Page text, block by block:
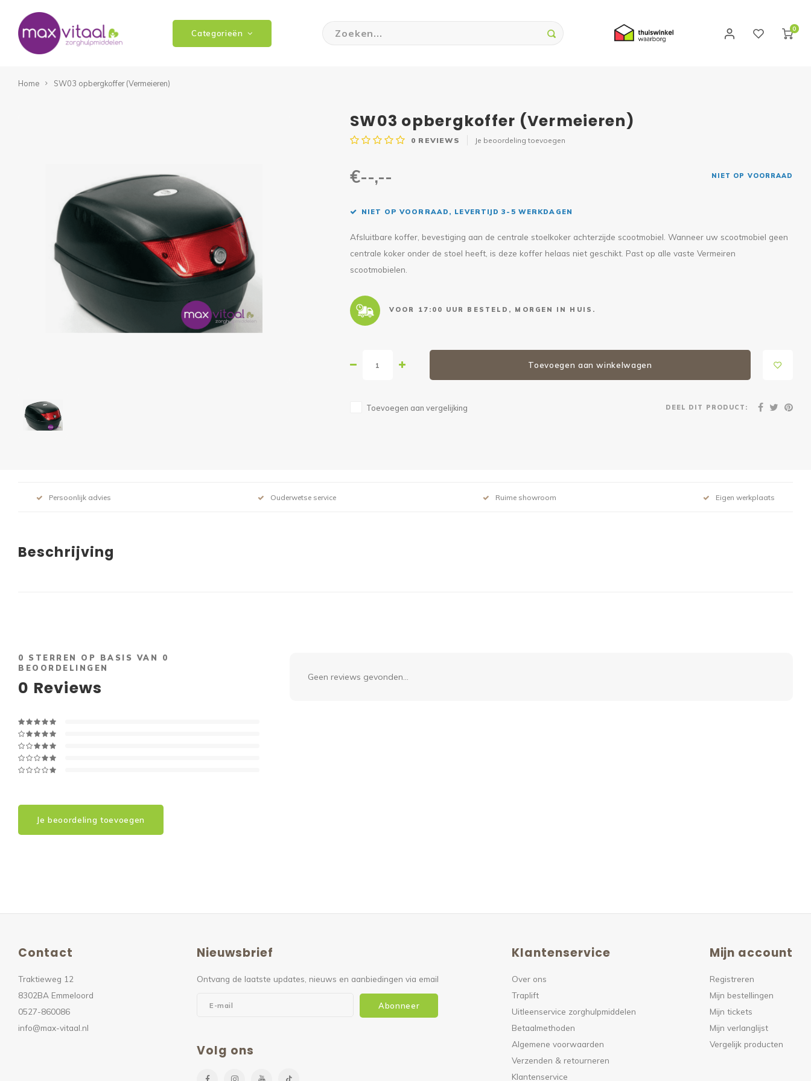
Categorieën 0
Home SW03 opbergkoffer (Vermeieren)
SW03 opbergkoffer (Vermeieren)
0 REVIEWS Je beoordeling toevoegen
€--,-- NIET OP VOORRAAD
NIET OP VOORRAAD, LEVERTIJD 3-5 WERKDAGEN
Afsluitbare koffer, bevestiging aan de centrale stoelkoker achterzijde scootmobiel. Wanneer uw scootmobiel geen
centrale koker onder de stoel heeft, is deze koffer helaas niet geschikt. Past op alle vaste Vermeiren
scootmobielen.
VOOR 17:00 UUR BESTELD, MORGEN IN HUIS.
Toevoegen aan winkelwagen
Toevoegen aan vergelijking DEEL DIT PRODUCT:
Persoonlijk advies Ouderwetse service Ruime showroom Eigen werkplaats
Beschrijving
0 STERREN OP BASIS VAN 0
BEOORDELINGEN
0 Reviews
Je beoordeling toevoegen
Geen reviews gevonden...
Contact
Traktieweg 12
8302BA Emmeloord
0527-860086
info@max-vitaal.nl
Nieuwsbrief
Ontvang de laatste updates, nieuws en aanbiedingen via email
Abonneer
Volg ons
Klantenservice
Over ons
Traplift
Uitleenservice zorghulpmiddelen
Betaalmethoden
Algemene voorwaarden
Verzenden & retourneren
Klantenservice
Mijn account
Registreren
Mijn bestellingen
Mijn tickets
Mijn verlanglijst
Vergelijk producten